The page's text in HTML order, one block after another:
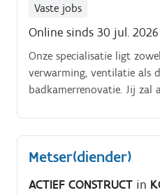
Vaste jobs
Online sinds 30 jul. 2026
Onze specialisatie ligt
verwarming, ventilatie als
badkamerrenovatie. Jij zal
afwerking.
Metser(diender)
ACTIEF CONSTRUCT in